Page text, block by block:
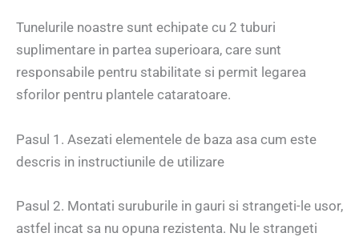
Tunelurile noastre sunt echipate cu 2 tuburi
suplimentare in partea superioara, care sunt
responsabile pentru stabilitate si permit legarea
sforilor pentru plantele cataratoare.
Pasul 1. Asezati elementele de baza asa cum este
descris in instructiunile de utilizare
Pasul 2. Montati suruburile in gauri si strangeti-le usor,
astfel incat sa nu opuna rezistenta. Nu le strangeti